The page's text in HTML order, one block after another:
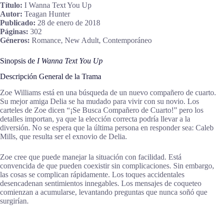
Título: I Wanna Text You Up
Autor: Teagan Hunter
Publicado: 28 de enero de 2018
Páginas: 302
Géneros: Romance, New Adult, Contemporáneo
Sinopsis de I Wanna Text You Up
Descripción General de la Trama
Zoe Williams está en una búsqueda de un nuevo compañero de cuarto.
Su mejor amiga Delia se ha mudado para vivir con su novio. Los
carteles de Zoe dicen “¡Se Busca Compañero de Cuarto!” pero los
detalles importan, ya que la elección correcta podría llevar a la
diversión. No se espera que la última persona en responder sea: Caleb
Mills, que resulta ser el exnovio de Delia.
Zoe cree que puede manejar la situación con facilidad. Está
convencida de que pueden coexistir sin complicaciones. Sin embargo,
las cosas se complican rápidamente. Los toques accidentales
desencadenan sentimientos innegables. Los mensajes de coqueteo
comienzan a acumularse, levantando preguntas que nunca soñó que
surgirían.